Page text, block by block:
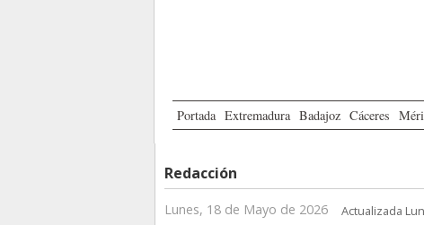
Portada Extremadura Badajoz Cáceres
Redacción
Lunes, 18 de Mayo de 2026
Actualizada